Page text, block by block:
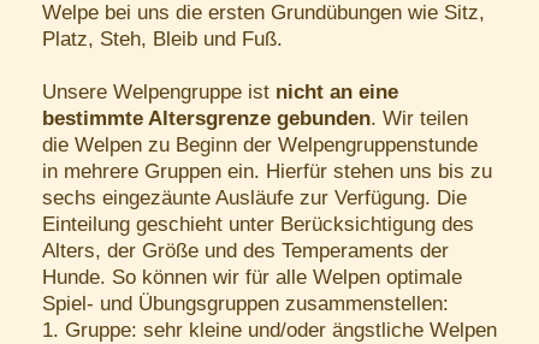
Welpe bei uns die ersten Grundübungen wie Sitz,
Platz, Steh, Bleib und Fuß.
Unsere Welpengruppe ist nicht an eine
bestimmte Altersgrenze gebunden. Wir teilen
die Welpen zu Beginn der Welpengruppenstunde
in mehrere Gruppen ein. Hierfür stehen uns bis zu
sechs eingezäunte Ausläufe zur Verfügung. Die
Einteilung geschieht unter Berücksichtigung des
Alters, der Größe und des Temperaments der
Hunde. So können wir für alle Welpen optimale
Spiel- und Übungsgruppen zusammenstellen:
1. Gruppe: sehr kleine und/oder ängstliche Welpen